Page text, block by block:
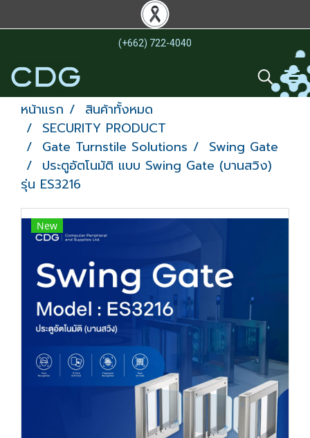
(+662) 722-4040
หน้าแรก
สินค้าทั้งหมด
SECURITY PRODUCT
Gate Turnstile Solutions
Swing Gate
ประตูอัตโนมัติ แบบ Swing Gate (บานสวิง)
รุ่น ES3216
New